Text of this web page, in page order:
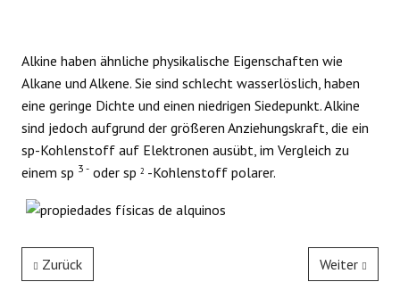
Alkine haben ähnliche physikalische Eigenschaften wie
Alkane und Alkene. Sie sind schlecht wasserlöslich, haben
eine geringe Dichte und einen niedrigen Siedepunkt. Alkine
sind jedoch aufgrund der größeren Anziehungskraft, die ein
sp-Kohlenstoff auf Elektronen ausübt, im Vergleich zu
einem sp 3 - oder sp 2 -Kohlenstoff polarer.
Zurück Weiter